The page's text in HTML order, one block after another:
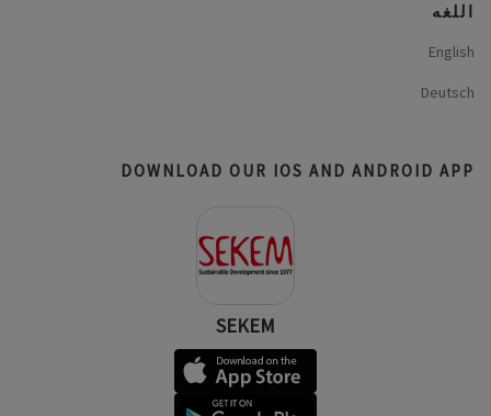
اللغه
English
Deutsch
DOWNLOAD OUR IOS AND ANDROID APP
SEKEM